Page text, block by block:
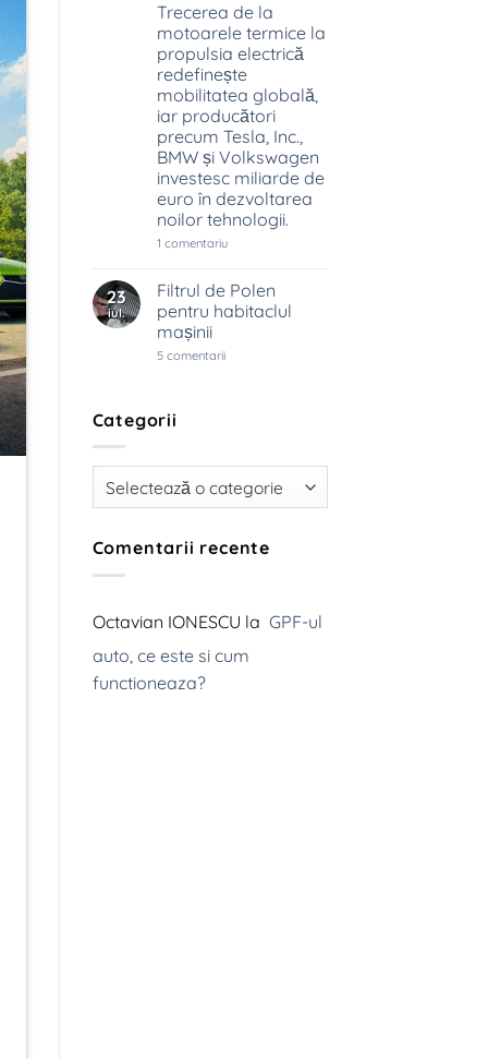
schimbă
industria
auto
Trecerea de la
motoarele termice la
propulsia electrică
redefinește
mobilitatea globală,
iar producători
precum Tesla, Inc.,
BMW și Volkswagen
investesc miliarde de
euro în dezvoltarea
noilor tehnologii.
1 comentariula
trece
prin
cea
la
motoarele
termice
la
electrică
redefinește
precum
Inc.,
BMW
23
iul.
Filtrul de Polen
pentru habitaclul
mașinii
5 comentariila
Categorii
Categorii
Comentarii recente
Octavian IONESCU la GPF-ul
auto, ce este si cum
functioneaza?